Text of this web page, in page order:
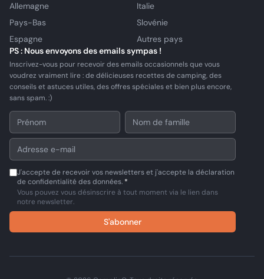
Allemagne
Italie
Pays-Bas
Slovénie
Espagne
Autres pays
PS : Nous envoyons des emails sympas !
Inscrivez-vous pour recevoir des emails occasionnels que vous
voudrez vraiment lire : de délicieuses recettes de camping, des
conseils et astuces utiles, des offres spéciales et bien plus encore,
sans spam. :)
J'accepte de recevoir vos newsletters et j'accepte la déclaration
de confidentialité des données. *
Vous pouvez vous désinscrire à tout moment via le lien dans
notre newsletter.
S'abonner